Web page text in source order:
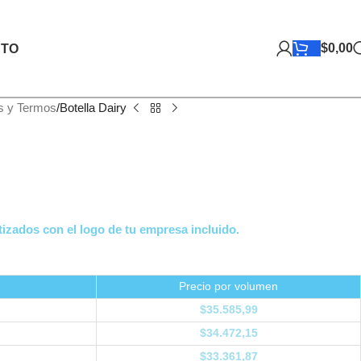
$0,00
y Termos Botella Dairy
con el logo de tu empresa incluido.
Precio por volumen
$35.585,99
$34.472,15
$33.361,87